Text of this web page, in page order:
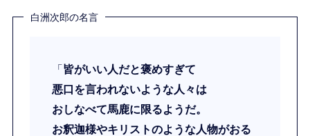
白洲次郎の名言
「皆がいい人だと褒めすぎて
悪口を言われないような人々は
おしなべて馬鹿に限るようだ。
お釈迦様やキリストのような人物がおる